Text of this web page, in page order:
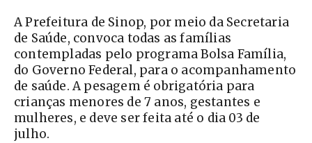
A Prefeitura de Sinop, por meio da Secretaria
de Saúde, convoca todas as famílias
contempladas pelo programa Bolsa Família,
do Governo Federal, para o acompanhamento
de saúde. A pesagem é obrigatória para
crianças menores de 7 anos, gestantes e
mulheres, e deve ser feita até o dia 03 de
julho.